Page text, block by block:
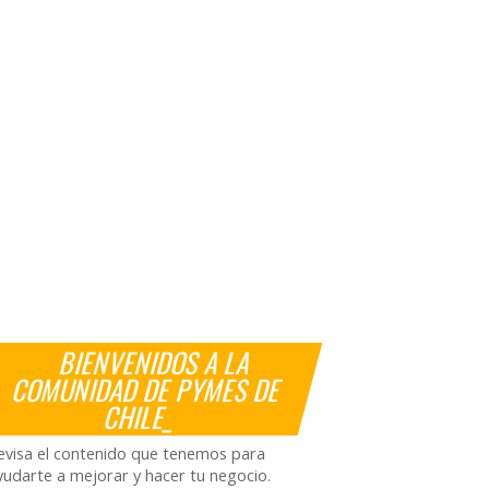
BIENVENIDOS A LA
COMUNIDAD DE PYMES DE
CHILE_
el contenido que tenemos para
a mejorar y hacer tu negocio.